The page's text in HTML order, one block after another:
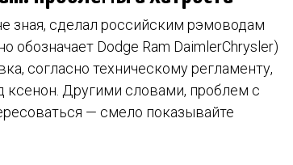
зная, сделал российским рэмоводам
обозначает Dodge Ram DaimlerChrysler)
согласно техническому регламенту,
ксенон. Другими словами, проблем с
— смело показывайте